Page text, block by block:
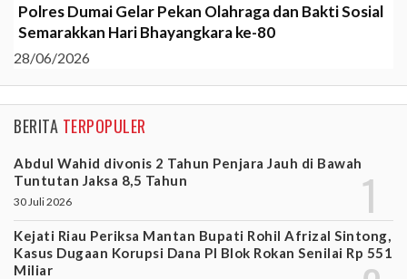
Polres Dumai Gelar Pekan Olahraga dan Bakti Sosial
Semarakkan Hari Bhayangkara ke-80
28/06/2026
BERITA TERPOPULER
Abdul Wahid divonis 2 Tahun Penjara Jauh di Bawah
Tuntutan Jaksa 8,5 Tahun
30 Juli 2026
Kejati Riau Periksa Mantan Bupati Rohil Afrizal Sintong,
Kasus Dugaan Korupsi Dana PI Blok Rokan Senilai Rp 551
Miliar